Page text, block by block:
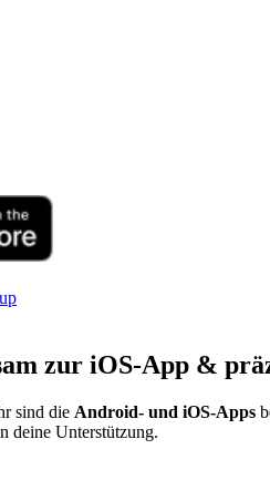
zur iOS-App &
sind die Android- und iOS-Apps
deine Unterstützung.